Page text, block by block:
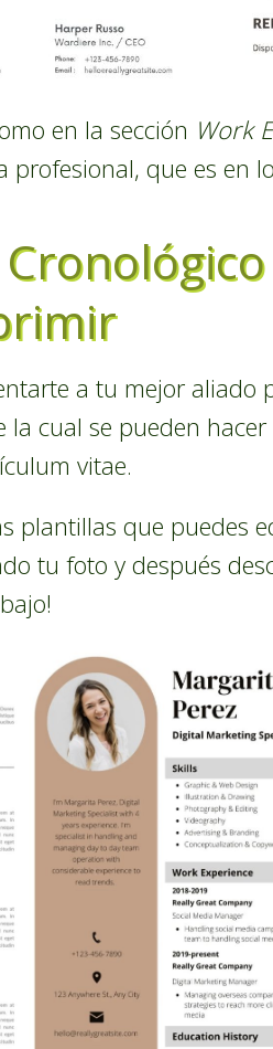
en la sección Work
profesional, que es en
a tu mejor aliado
la cual se pueden
vitae.
plantillas que puedes
tu foto y después